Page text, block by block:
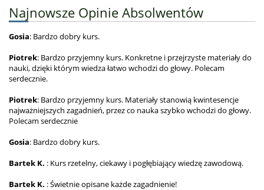
Najnowsze Opinie Absolwentów
Gosia: Bardzo dobry kurs.
Piotrek: Bardzo przyjemny kurs. Konkretne i przejrzyste materiały do
nauki, dzięki którym wiedza łatwo wchodzi do głowy. Polecam
serdecznie.
Piotrek: Bardzo przyjemny kurs. Materiały stanowią kwintesencje
najważniejszych zagadnień, przez co nauka szybko wchodzi do głowy.
Polecam serdecznie
Gosia: Bardzo dobry kurs.
Bartek K. : Kurs rzetelny, ciekawy i pogłębiający wiedzę zawodową.
Bartek K. : Świetnie opisane każde zagadnienie!